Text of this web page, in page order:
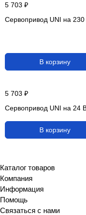
5 703 ₽
Сервопривод UNI на
В корзину
5 703 ₽
Сервопривод UNI на 24
В корзину
Каталог товаров
Компания
Информация
Помощь
Связаться с нами